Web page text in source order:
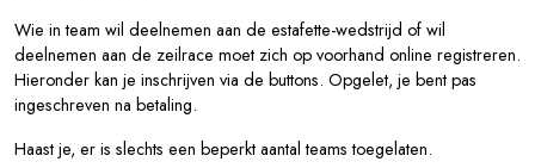
Wie in team wil deelnemen aan de estafette-wedstrijd of wil
deelnemen aan de zeilrace moet zich op voorhand online registreren.
Hieronder kan je inschrijven via de buttons. Opgelet, je bent pas
ingeschreven na betaling.
Haast je, er is slechts een beperkt aantal teams toegelaten.